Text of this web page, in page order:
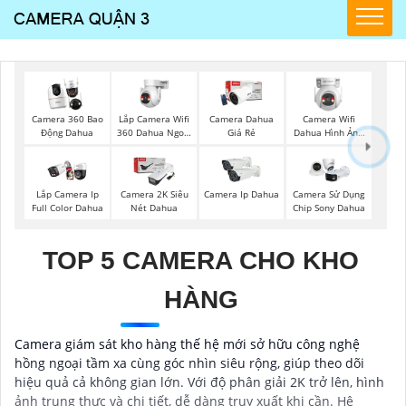
Camera 360 Bao
Động Dahua
Lắp Camera Wifi
360 Dahua Ngoài
Camera Dahua
Giá Rẻ
Camera Wifi
Dahua Hình Ảnh
Lắp Camera Ip
Full Color Dahua
Camera 2K Siêu
Nét Dahua
Camera Ip Dahua
Camera Sử Dụng
Chip Sony Dahua
TOP 5 CAMERA CHO KHO
HÀNG
Camera giám sát kho hàng thế hệ mới sở hữu công nghệ
hồng ngoại tầm xa cùng góc nhìn siêu rộng, giúp theo dõi
hiệu quả cả không gian lớn. Với độ phân giải 2K trở lên, hình
ảnh trung thực và chi tiết, dễ dàng truy xuất khi cần. Hệ